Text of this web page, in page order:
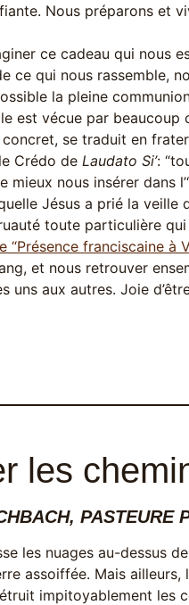
Nous préparons et
ce cadeau qui nous
ce qui nous rassemble,
la pleine
est vécue par beaucoup
se traduit en
Crédo de Laudato Si’:
mieux nous insérer dans
Jésus a prié la veille
toute particulière
“Présence franciscaine à
et nous retrouver
uns aux autres. Joie
les
PASTEURE
les nuages au-dessus
assoiffée. Mais
impitoyablement les